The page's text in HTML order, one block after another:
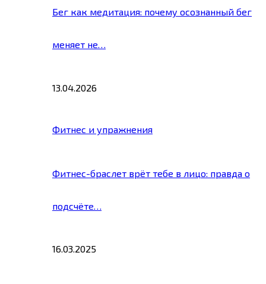
Бег как медитация: почему осознанный бег
меняет не…
13.04.2026
Фитнес и упражнения
Фитнес-браслет врёт тебе в лицо: правда о
подсчёте…
16.03.2025